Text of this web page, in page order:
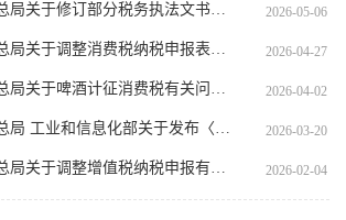
修订部分税务执法文书的公告》的解读 2026-05-06
整消费税纳税申报表有关事项的公告》的解读 2026-04-27
啤酒计征消费税有关问题的公告》的解读 2026-04-02
车辆购置税的设有固定装置的非运输专用作业车辆目录〉（第二十一批）的公告》的解读 2026-03-20
整增值税纳税申报有关事项的公告》的解读 2026-02-04